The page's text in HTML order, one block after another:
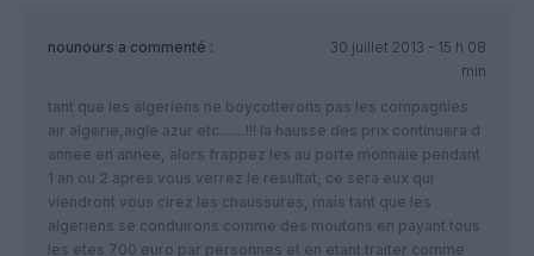
nounours a commenté :
30 juillet 2013 - 15 h 08
min
tant que les algeriens ne boycotterons pas les compagnies
air algerie,aigle azur etc……!!! la hausse des prix continuera d
annee en annee, alors frappez les au porte monnaie pendant
1 an ou 2 apres vous verrez le resultat, ce sera eux qui
viendront vous cirez les chaussures, mais tant que les
algeriens se conduirons comme des moutons en payant tous
les etes 700 euro par personnes et en etant traiter comme